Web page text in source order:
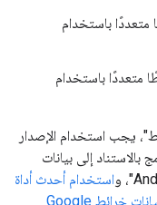
باستخدام
باستخدام
استخدام الإصدار
إلى بيانات
استخدام أحدث أداة
عرض في "حزمة تطوير البرامج بالاستناد إلى بيانات خرائط Google